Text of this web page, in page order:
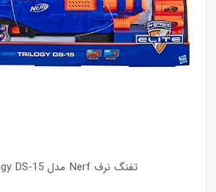
تفنگ نرف Nerf مدل Trilogy DS-15